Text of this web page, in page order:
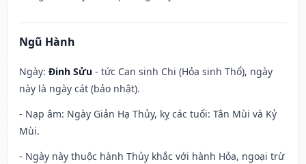
Ngũ Hành
Ngày: Đinh Sửu - tức Can sinh Chi (Hỏa sinh Thổ), ngày
này là ngày cát (bảo nhật).
- Nạp âm: Ngày Giản Hạ Thủy, kỵ các tuổi: Tân Mùi và Kỷ
Mùi.
- Ngày này thuộc hành Thủy khắc với hành Hỏa, ngoại trừ